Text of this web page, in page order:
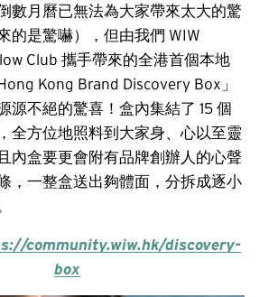
數月曆已無法為大家帶來太大的驚
的是驚嚇），但由我們 WIW
Club 攜手帶來的全港首個本地
Kong Brand Discovery Box」
源不絕的驚喜！盒內集結了 15 個
全方位地照料到大家身、心以至靈
內盒要更會附有品牌創辦人的心聲
，一整盒送出夠體面，分拆成逐小
community.wiw.hk/discovery-
box